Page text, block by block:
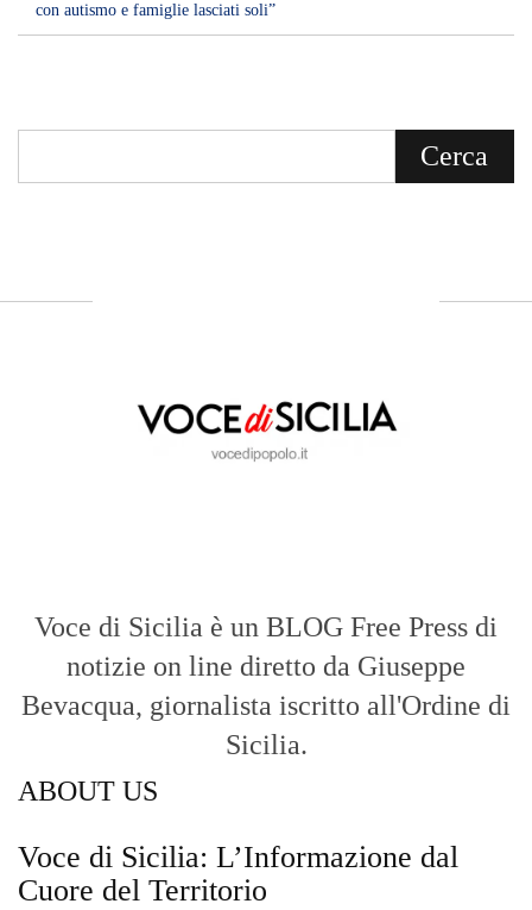
con autismo e famiglie lasciati soli”
Voce di Sicilia è un BLOG Free Press di
notizie on line diretto da Giuseppe
Bevacqua, giornalista iscritto all'Ordine di
Sicilia.
ABOUT US
Voce di Sicilia: L’Informazione dal
Cuore del Territorio